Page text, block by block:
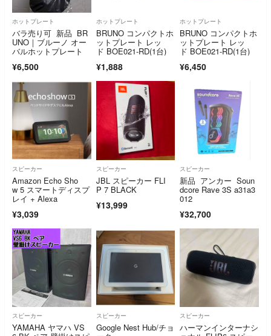
ホットプレート
バラ売り可 新品 BR
UNO｜ブルーノ オー
バルホットプレート
¥6,500
ホットプレート
BRUNO コンパクトホ
ットプレート レッ
ド BOE021-RD(1台)
¥1,888
ホットプレート
BRUNO コンパクトホ
ットプレート レッ
ド BOE021-RD(1台)
¥6,450
スピーカー
Amazon Echo Sho
w 5 スマートディスプ
レイ + Alexa
¥3,039
スピーカー
JBL スピーカー FLI
P 7 BLACK
¥13,999
スピーカー
新品 アンカー Soun
dcore Rave 3S a31a3
012
¥32,700
スピーカー
YAMAHA ヤマハ VS
スピーカー
Google Nest Hub/チョ
スピーカー
ハーマンインターナシ